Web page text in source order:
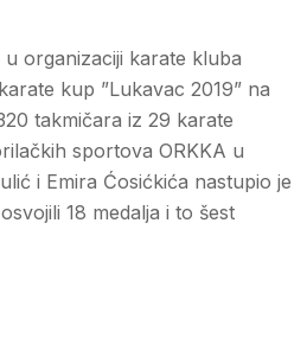
organizaciji karate kluba
kup ”Lukavac 2019” na
takmičara iz 29 karate
sportova ORKKA u
i Emira Ćosićkića nastupio je
18 medalja i to šest